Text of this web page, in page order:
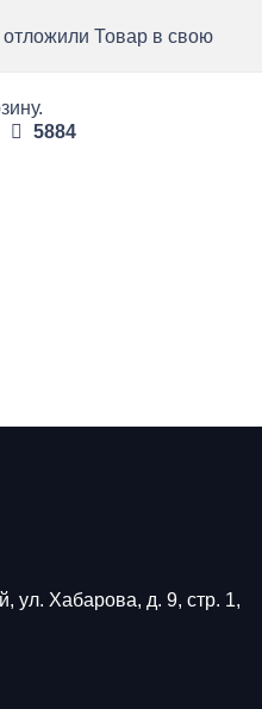
Товарв свою
5884
ул. Хабарова, д. 9, стр. 1,